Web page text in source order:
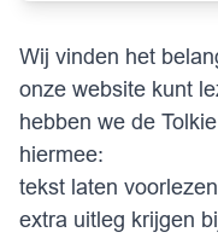
Wij vinden het
onze website kunt
hebben we de
hiermee:
tekst laten voorlezen
extra uitleg krijgen